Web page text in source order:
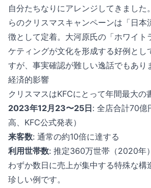
自分たちなりにアレンジしてきました
らのクリスマスキャンペーンは「日本
徴として定着。大河原氏の「ホワイト
ケティングが文化を形成する好例とし
すが、事実確認が難しい逸話でもあり
経済的影響
クリスマスはKFCにとって年間最大の
2023年12月23〜25日: 全店合計70億
高、KFC公式発表）
来客数: 通常の約10倍に達する
利用世帯数: 推定360万世帯（2020年）
わずか数日に売上が集中する特殊な構
珍しい例です。